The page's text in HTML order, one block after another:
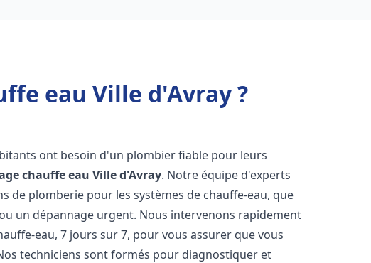
eau Ville d'Avray ?
ont besoin d'un plombier fiable pour leurs
chauffe eau Ville d'Avray. Notre équipe d'experts
de plomberie pour les systèmes de chauffe-eau, que
un dépannage urgent. Nous intervenons rapidement
eau, 7 jours sur 7, pour vous assurer que vous
techniciens sont formés pour diagnostiquer et